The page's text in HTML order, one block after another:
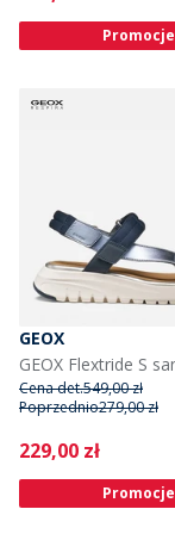
Promocje
GEOX
Cena det.549,00 zł
Poprzednio279,00 zł
Current
229,00 zł
Promocje